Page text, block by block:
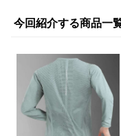
今回紹介する商品一